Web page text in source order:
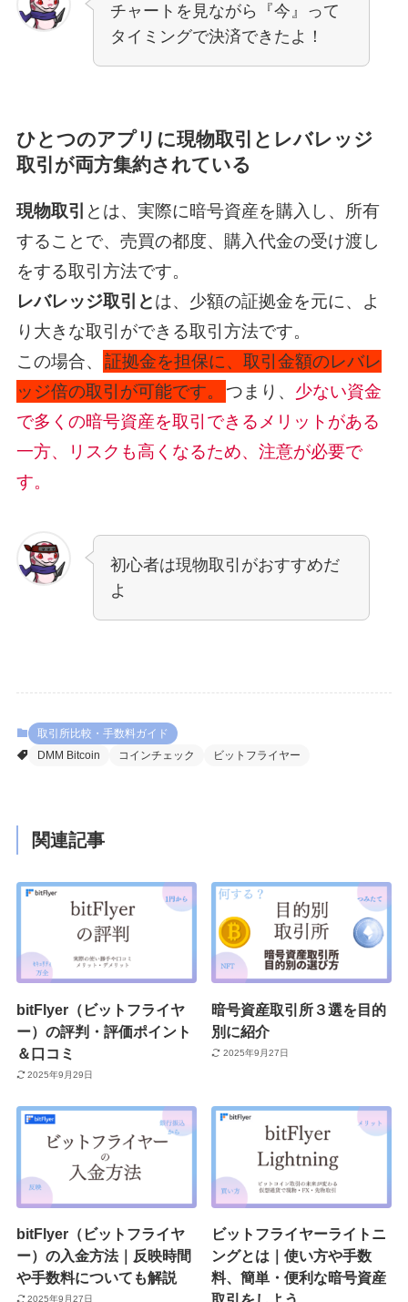
チャートを見ながら『今』って
タイミングで決済できたよ！
ひとつのアプリに現物取引とレバレッジ
取引が両方集約されている
現物取引 とは、実際に暗号資産を購入し、所有
することで、売買の都度、購入代金の受け渡し
をする取引方法です。
レバレッジ取引とは、少額の証拠金を元に、よ
り大きな取引ができる取引方法です。
この場合、 証拠金を担保に、取引金額のレバレ
ッジ倍の取引が可能です。
つまり、 少ない資金
で多くの暗号資産を取引できるメリットがある
一方、リスクも高くなるため、注意が必要で
す。
初心者は現物取引がおすすめだ
よ
取引所比較・手数料ガイド
DMM Bitcoin
コインチェック ビットフライヤー
関連記事
bitFlyer（ビットフライヤ
ー）の評判・評価ポイント
＆口コミ
2025年9月29日
暗号資産取引所３選を目的
別に紹介
2025年9月27日
bitFlyer（ビットフライヤ
ー）の入金方法｜反映時間
や手数料についても解説
2025年9月27日
ビットフライヤーライトニ
ングとは｜使い方や手数
料、簡単・便利な暗号資産